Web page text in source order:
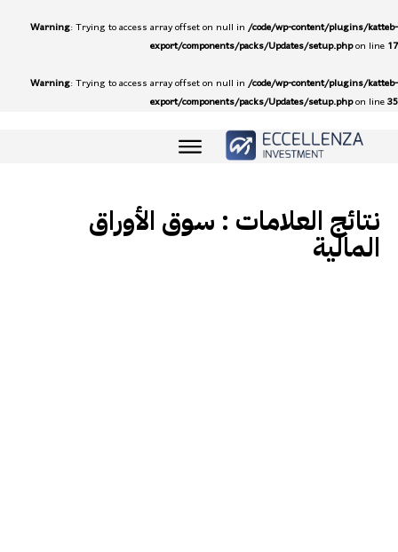
Warning: Trying to access array offset on null in/code/wp-content/plugins/katteb-
export/components/packs/Updates/setup.phpon line17
Warning: Trying to access array offset on null in/code/wp-content/plugins/katteb-
export/components/packs/Updates/setup.phpon line35
نتائج العلامات : سوق الأوراق
المالية